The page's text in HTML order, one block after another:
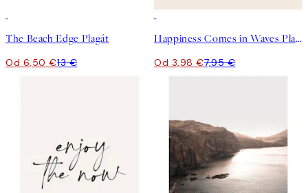
The Beach Edge Plagát
Od 6,50 €13 €
Happiness Comes in Waves Plagát
Od 3,98 €7,95 €